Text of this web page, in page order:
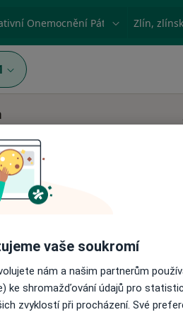
nemoc nebo příjmení Město
Dnes
9 Srpen 10
vaše soukromí
nám a našim partnerům
ke shromažďování údajů pro
zvyklostí při procházení. Své